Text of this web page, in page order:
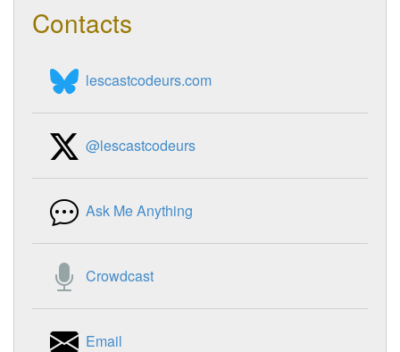
Contacts
lescastcodeurs.com
@lescastcodeurs
Ask Me Anything
Crowdcast
Email